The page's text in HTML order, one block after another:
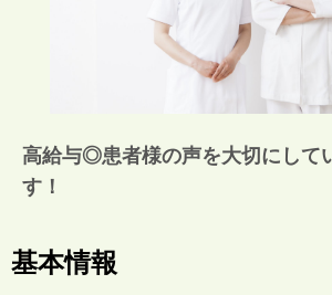
高給与◎患者様の声を大切にして
す！
基本情報